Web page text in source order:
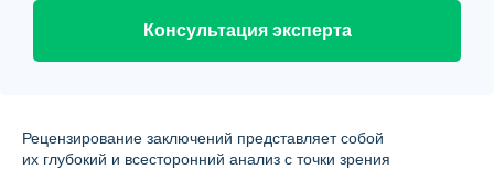
Консультация эксперта
Рецензирование заключений представляет собой
их глубокий и всесторонний анализ с точки зрения